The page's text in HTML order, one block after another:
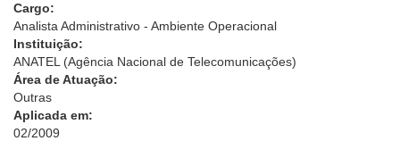
Cargo:
Analista Administrativo - Ambiente Operacional
Instituição:
ANATEL (Agência Nacional de Telecomunicações)
Área de Atuação:
Outras
Aplicada em:
02/2009